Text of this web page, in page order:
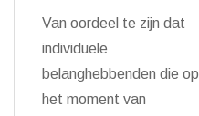
Van oordeel te zijn dat
individuele
belanghebbenden die op
het moment van